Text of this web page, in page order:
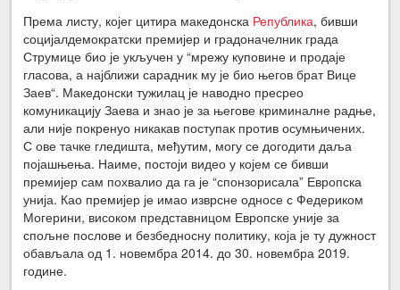
Према листу, којег цитира македонска Република, бивши
социјалдемократски премијер и градоначелник града
Струмице био је укључен у “мрежу куповине и продаје
гласова, а најближи сарадник му је био његов брат Вице
Заев“. Македонски тужилац је наводно пресрео
комуникацију Заева и знао је за његове криминалне радње,
али није покренуо никакав поступак против осумњичених.
С ове тачке гледишта, међутим, могу се догодити даља
појашњења. Наиме, постоји видео у којем се бивши
премијер сам похвалио да га је “спонзорисала” Европска
унија. Као премијер је имао изврсне односе с Федериком
Могерини, високом представницом Европске уније за
спољне послове и безбедносну политику, која је ту дужност
обављала од 1. новембра 2014. до 30. новембра 2019.
године.